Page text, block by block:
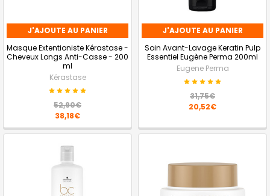
J'AJOUTE AU PANIER
Masque Extentioniste Kérastase -
Cheveux Longs Anti-Casse - 200
ml
Kérastase
52,90€
38,18€
J'AJOUTE AU PANIER
Soin Avant-Lavage Keratin Pulp
Essentiel Eugène Perma 200ml
Eugene Perma
31,75€
20,52€